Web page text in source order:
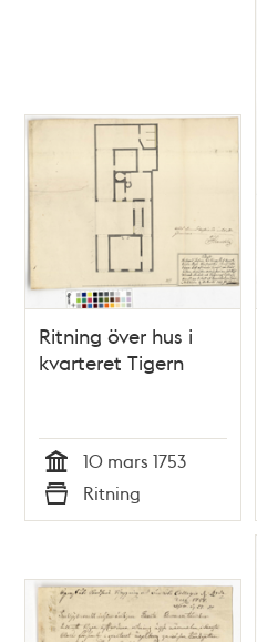
Ritning över hus i
kvarteret Tigern
Tid
10 mars 1753
Typ
Ritning